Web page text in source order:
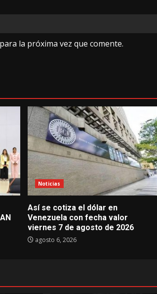
la próxima vez que comente.
Noticias
Así se cotiza el dólar en
Venezuela con fecha valor
viernes 7 de agosto de 2026
agosto 6, 2026